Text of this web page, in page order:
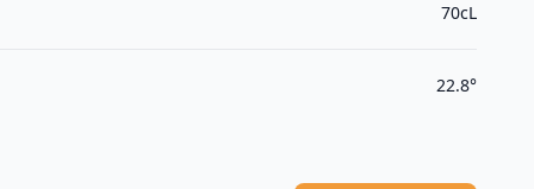
70cL
22.8°